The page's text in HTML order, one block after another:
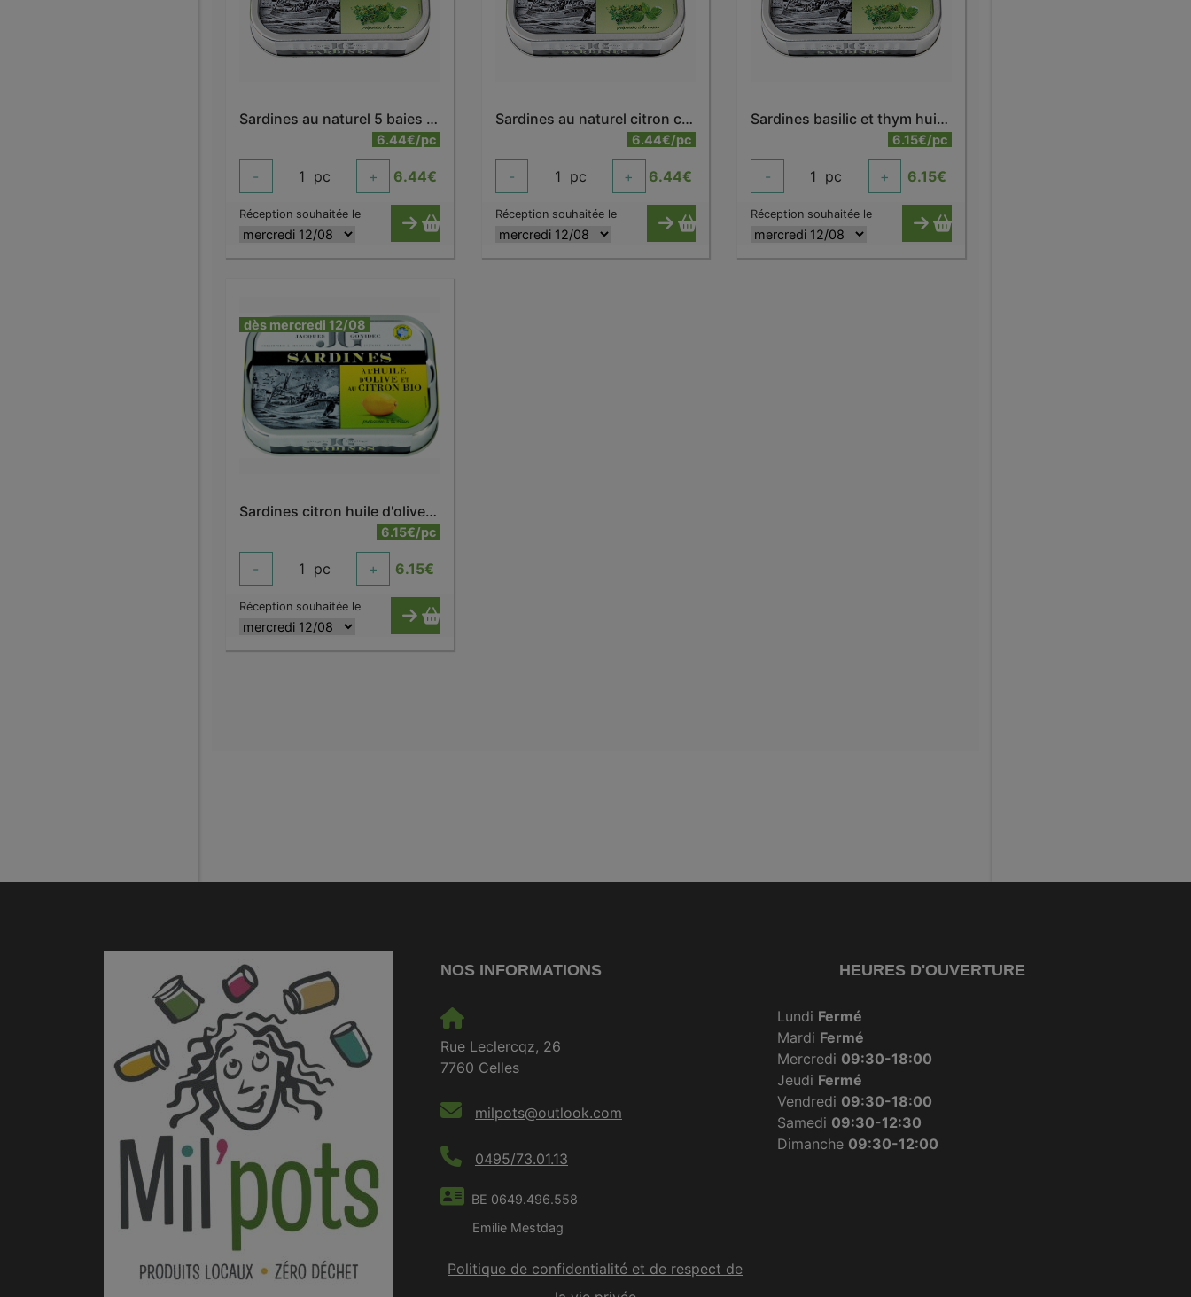
Sardines au naturel 5 baies 115g bio
6.44€/pc
- 1 pc + 6.44€
Réception souhaitée le
Sardines au naturel citron confit 115g bio
6.44€/pc
- 1 pc + 6.44€
Réception souhaitée le
Sardines basilic et thym huile d'olive bio 115g
6.15€/pc
- 1 pc + 6.15€
Réception souhaitée le
dès mercredi 12/08
Sardines citron huile d'olive bio 115g
6.15€/pc
- 1 pc + 6.15€
Réception souhaitée le
NOS INFORMATIONS
Rue Leclercqz, 26
7760 Celles
milpots@outlook.com
0495/73.01.13
BE 0649.496.558
Emilie Mestdag
Politique de confidentialité et de respect de
HEURES D'OUVERTURE
Lundi Fermé
Mardi Fermé
Mercredi 09:30-18:00
Jeudi Fermé
Vendredi 09:30-18:00
Samedi 09:30-12:30
Dimanche 09:30-12:00